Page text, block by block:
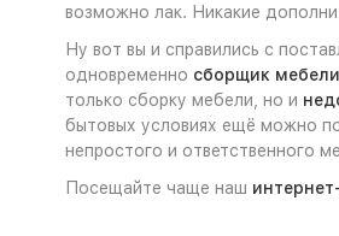
возможно лак. Никакие
Ну вот вы и справились с
одновременно сборщик
только сборку мебели, но и
бытовых условиях ещё можно
непростого и ответственного
Посещайте чаще наш